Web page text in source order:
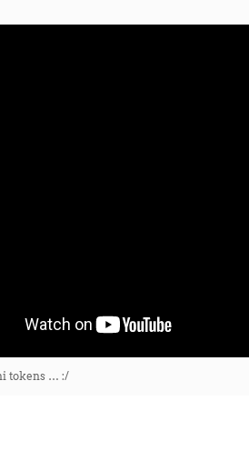
tokens … :/